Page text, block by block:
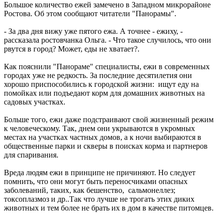
Большое количество ежей замечено в Западном микрорайоне
Ростова. Об этом сообщают читатели "Панорамы".
- За два дня вижу уже пятого ежа. А точнее - ежиху, -
рассказала ростовчанка Ольга. - Что такое случилось, что они
рвутся в город? Может, еды не хватает?.
Как пояснили "Панораме" специалисты, ежи в современных
городах уже не редкость. За последние десятилетия они
хорошо приспособились к городской жизни: ищут еду на
помойках или подъедают корм для домашних животных на
садовых участках.
Больше того, ежи даже подстраивают свой жизненный режим
к человеческому. Так, днем они укрываются в укромных
местах на участках частных домов, а к ночи выбираются в
общественные парки и скверы в поисках корма и партнеров
для спаривания.
Вреда людям ежи в принципе не причиняют. Но следует
помнить, что они могут быть переносчиками опасных
заболеваний, таких, как бешенство, сальмонеллез;
токсоплазмоз и др..Так что лучше не трогать этих диких
животных и тем более не брать их в дом в качестве питомцев.